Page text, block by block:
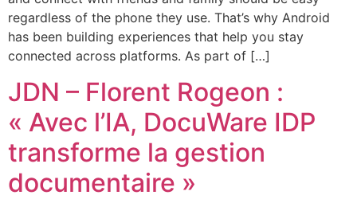
regardless of the phone they use. That’s why Android
has been building experiences that help you stay
connected across platforms. As part of […]
JDN – Florent Rogeon :
« Avec l’IA, DocuWare IDP
transforme la gestion
documentaire »